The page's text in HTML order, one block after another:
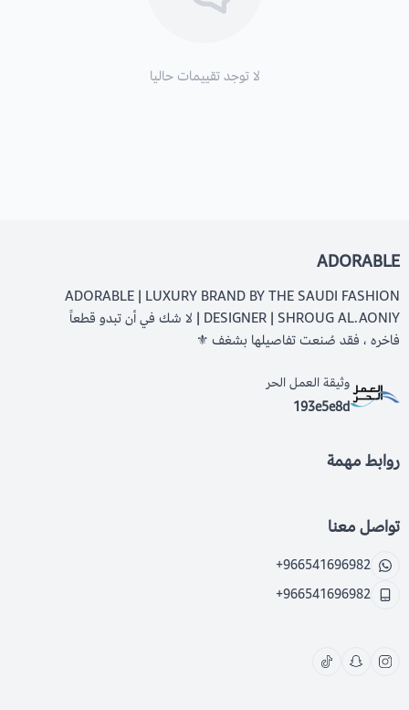
لا توجد تقييمات حاليا
ADORABLE
ADORABLE | LUXURY BRAND BY THE SAUDI FASHION
DESIGNER | SHROUG AL.AONIY | لا شك في أن تبدو قطعاً
فاخره ، فقد صُنعت تفاصيلها بشغف ⚜️
وثيقة العمل الحر
193e5e8d
روابط مهمة
تواصل معنا
+966541696982
+966541696982